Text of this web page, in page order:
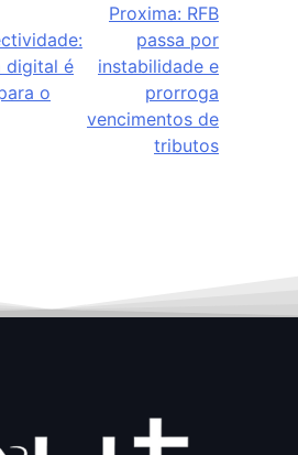
digital é
o
Proxima: RFB
passa por
instabilidade e
prorroga
vencimentos de
tributos